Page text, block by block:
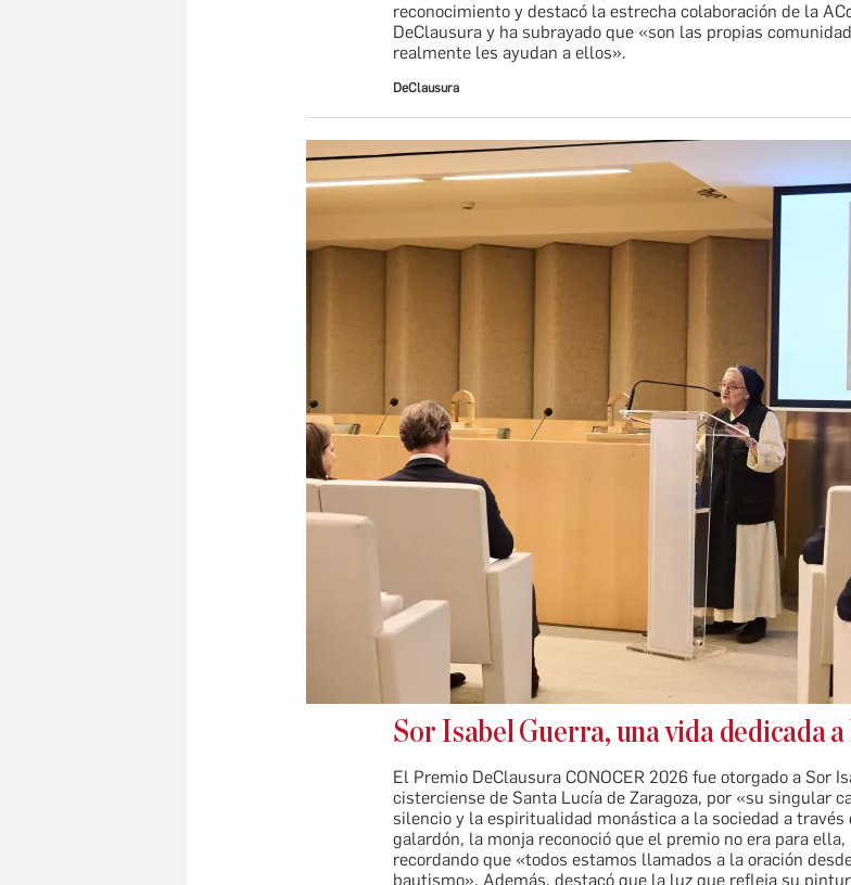
reconocimiento y destacó la estrecha colaboración de la
DeClausura y ha subrayado que «son las propias
realmente les ayudan a ellos».
DeClausura
Sor Isabel Guerra, una vida dedicada
El Premio DeClausura CONOCER 2026 fue otorgado a Sor
cisterciense de Santa Lucía de Zaragoza, por «su singular
silencio y la espiritualidad monástica a la sociedad a
galardón, la monja reconoció que el premio no era para ella,
recordando que «todos estamos llamados a la oración
bautismo». Además, destacó que la luz que refleja su